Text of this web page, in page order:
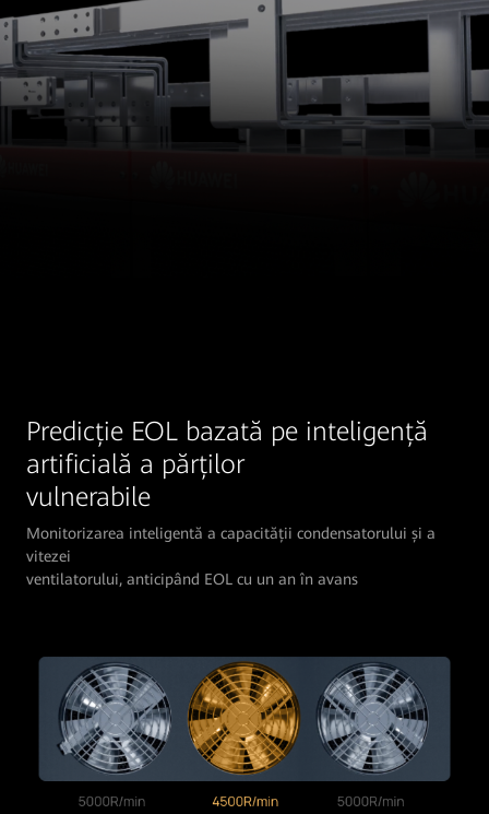
Predicție EOL bazată pe inteligență
artificială a părților
vulnerabile
Monitorizarea inteligentă a capacității condensatorului și a
vitezei
ventilatorului, anticipând EOL cu un an în avans